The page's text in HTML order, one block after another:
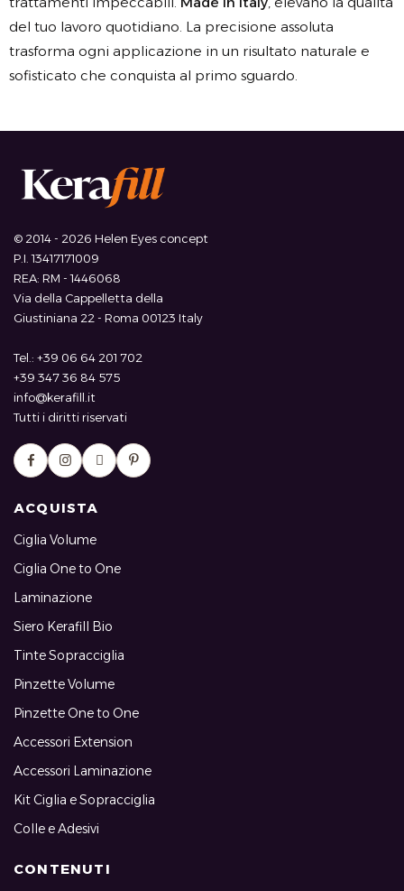
del tuo lavoro quotidiano. La precisione assoluta
trasforma ogni applicazione in un risultato naturale e
sofisticato che conquista al primo sguardo.
© 2014 - 2026 Helen Eyes concept
P.I. 13417171009
REA: RM - 1446068
Via della Cappelletta della
Giustiniana 22 - Roma 00123 Italy
Tel.: +39 06 64 201 702
+39 347 36 84 575
info@kerafill.it
Tutti i diritti riservati
ACQUISTA
Ciglia Volume
Ciglia One to One
Laminazione
Siero Kerafill Bio
Tinte Sopracciglia
Pinzette Volume
Pinzette One to One
Accessori Extension
Accessori Laminazione
Kit Ciglia e Sopracciglia
Colle e Adesivi
CONTENUTI